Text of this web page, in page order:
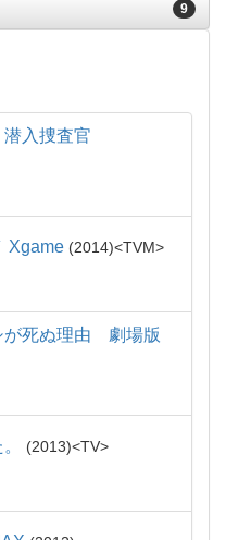
9
入捜査官
Xgame 2014 TVM
死ぬ理由 劇場版
2013 TV